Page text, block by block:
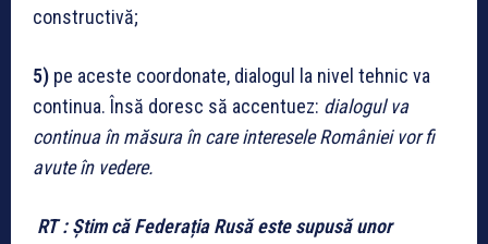
constructivă;
5) pe aceste coordonate, dialogul la nivel tehnic va
continua. Însă doresc să accentuez: dialogul va
continua în măsura în care interesele României vor fi
avute în vedere.
RT :Știm că Federația Rusă este supusă unor